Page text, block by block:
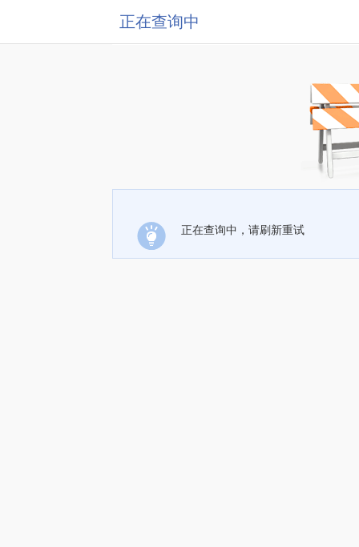
正在查询中
正在查询中，请刷新重试